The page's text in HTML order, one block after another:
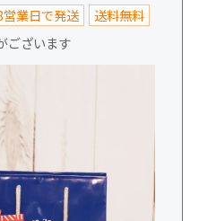
業日で発送
送料無料
ございます